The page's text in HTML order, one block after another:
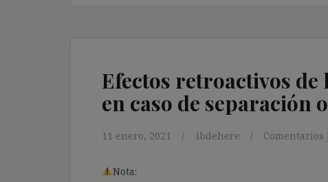
Efectos retroactivos de
en caso de separación
11 enero, 2021 ibdehere
Nota: